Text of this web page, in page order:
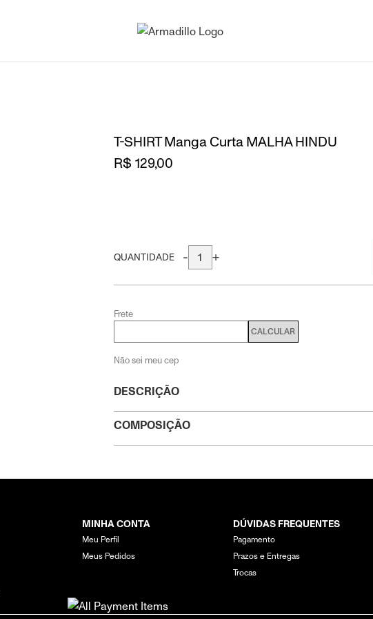
T-SHIRT Manga Curta MALHA HINDU
DESCRIÇÃO
COMPOSIÇÃO
R$ 129,00
QUANTIDADE - +
Frete
CALCULAR
Não sei meu cep
MINHA CONTA
Meu Perfil
Meus Pedidos
DÚVIDAS FREQUENTES
Pagamento
Prazos e Entregas
Trocas